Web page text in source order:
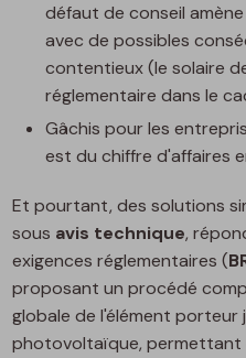
défaut de conseil
avec de possibles
contentieux (le solaire
réglementaire dans le
Gâchis pour les
est du chiffre d'affaires
Et pourtant, des solutions
sous avis technique,
exigences réglementaires (
proposant un procédé
globale de l'élément porteur
photovoltaïque,